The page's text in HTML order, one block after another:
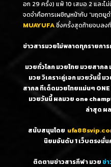
อก 29 ครั้ง) แพ้ 10 เสมอ 2 และไ
จดจำคือการเผชิญหน้ากับ “มฤตยู
MUAYUFAซึ่งครั้งสุดท้ายจบลง
ข่าวสารมวยไม่พลาดทุกรายกา
มวยทั่วโลก มวยไทย มวยสากล
มวย วิเคราะคู่เอก มวยวันนี้
สากล ทีเด็ดมวยไทยแม่นๆ
มวยวันนี้ ผลมวย one
ล่าสุด ผ
สนับสนุนโดย
นิยมอันดับ 1เว็บตรงมั่
ติดตามข่าวสารกีฬา มวย ข่